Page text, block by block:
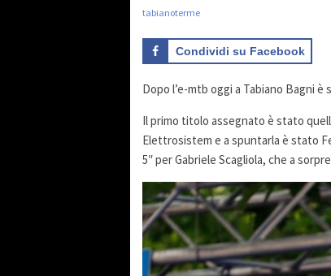
tabianoterme
Condividi su Facebook
Dopo l’e-mtb oggi a Tabiano Bagni
Il primo titolo assegnato è stato
Elettrosistem e a spuntarla è stato
5″ per Gabriele Scagliola, che a